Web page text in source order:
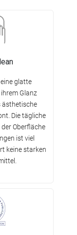
glatte
Glanz
ästhetische
Die tägliche
Oberfläche
ist viel
keine starken